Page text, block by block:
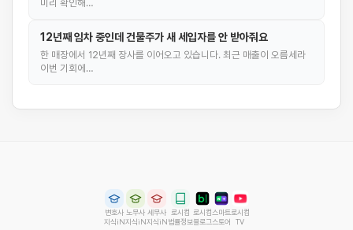
미리 확인해…
12년째 임차 중인데 건물주가 새 세입자를 안 받아줘요
한 매장에서 12년째 장사를 이어오고 있습니다. 최근 매출이 오름세라
이번 기회에…
변호사
지식iN
노무사
지식iN
세무사
지식iN
로시컴
법률정보
로시컴
블로그
스마트
스토어
로시컴
TV